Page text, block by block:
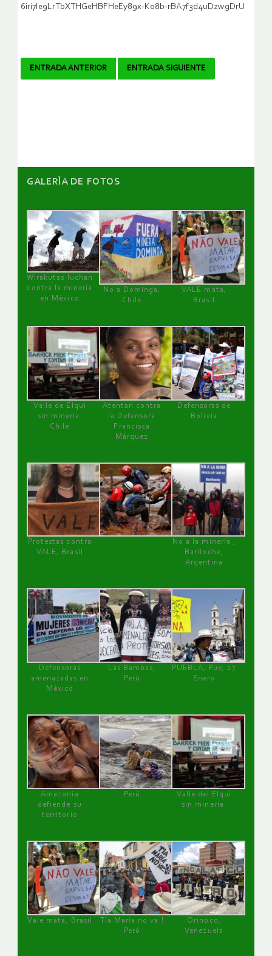
6iri7Ie9LrTbXTHGeHBFHeEy89x-K08b-rBA7f3d4uDzwgDrU
Navegador
ENTRADA ANTERIOR ENTRADA SIGUIENTE
GALERÌA DE FOTOS
Wirakutas luchan
contra la minería
en México
No a Dominga,
Chile
VALE mata,
Brasil
Valle de Elqui
sin minería.
Chile
Atentan contra
la Defensora
Francisca
Márquez
Defensoras de
Bolivia
Protestas contra
VALE, Brasil
No a la minería ,
Bariloche,
Argentina
Defensoras
amenazadas en
México
Las Bambas,
Perú
PUEBLA, Pue, 27
Enero
Amazonía
defiende su
territorio
Perú
Valle del Elqui
sin minería.
Vale mata, Brasil
Tía María no va !
Perú
Orinoco,
Venezuela